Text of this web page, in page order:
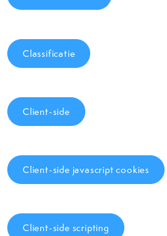
Classificatie
Client-side
Client-side javascript cookies
Client-side scripting